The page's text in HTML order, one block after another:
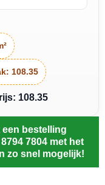
108.35
108.35
een bestelling
7804 met het
zo snel mogelijk!